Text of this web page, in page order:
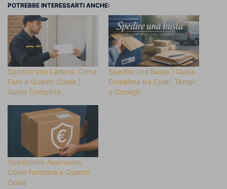
POTREBBE INTERESSARTI ANCHE:
Spedire una Lettera: Come
Fare e Quanto Costa |
Guida Completa
Spedire una Busta | Guida
Completa tra Costi, Tempi
e Consigli
Spedizione Assicurata:
Come funziona e Quanto
Costa